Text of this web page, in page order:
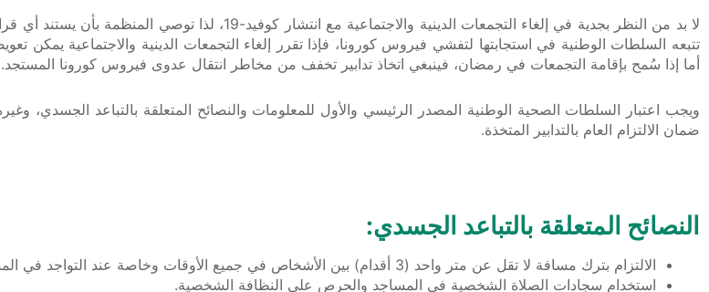
لا بد من النظر بجدية في إلغاء التجمعات الدينية
تتبعه السلطات الوطنية في استجابتها لتفشي فيروس كورونا، فإذا تقرر إلغاء التجمعات الدينية والاجتماعية يمكن
أما إذا سُمح بإقامة التجمعات في رمضان، فينبغي اتخاذ تدابير تخفف من مخاطر انتقال عدوى فيروس كورونا المستجد.
ويجب اعتبار السلطات الصحية الوطنية المصدر الرئيسي والأول للمعلومات والنصائح المتعلقة بالتباعد الجسدي،
ضمان الالتزام العام بالتدابير المتخذة.
النصائح المتعلقة بالتباعد الجسدي:
الالتزام بترك مسافة لا تقل عن متر واحد (3 أقدام) بين الأشخاص في جميع الأوقات وخاصة عند التواجد في المساجد أو مراكز التسوق وغير ذلك.
استخدام سجادات الصلاة الشخصية في المساجد والحرص على النظافة الشخصية.